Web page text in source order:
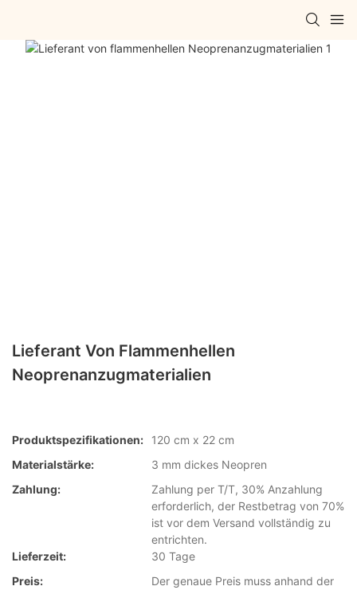
Lieferant Von Flammenhellen
Neoprenanzugmaterialien
Produktspezifikationen:
120 cm x 22 cm
Materialstärke:
3 mm dickes Neopren
Zahlung:
Zahlung per T/T, 30% Anzahlung
erforderlich, der Restbetrag von 70%
ist vor dem Versand vollständig zu
entrichten.
Lieferzeit:
30 Tage
Preis:
Der genaue Preis muss anhand der